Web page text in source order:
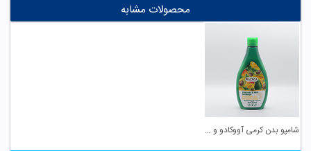
محصولات مشابه
شامپو بدن کرمی آووکادو و نعنا و انبه آدرا